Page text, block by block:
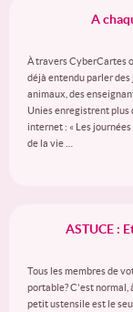
A
À travers CyberCartes
déjà entendu parler
animaux, des
Unies enregistrent plus
internet : « Les
de la vie …
ASTUCE :
Tous les membres de
portable? C'est normal,
petit ustensile est le